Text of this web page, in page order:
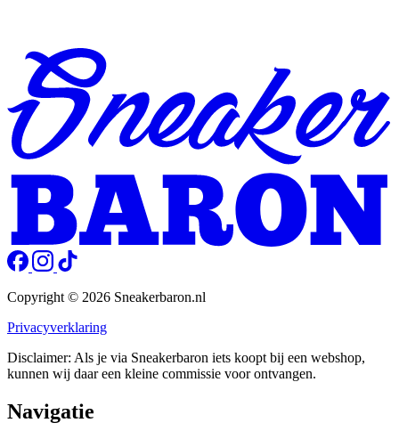
Copyright © 2026 Sneakerbaron.nl
Privacyverklaring
Disclaimer: Als je via Sneakerbaron iets koopt bij een webshop,
kunnen wij daar een kleine commissie voor ontvangen.
Navigatie